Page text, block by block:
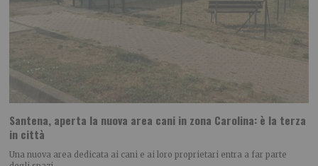
Santena, aperta la nuova area cani in zona Carolina: è la terza
in città
Una nuova area dedicata ai cani e ai loro proprietari entra a far parte